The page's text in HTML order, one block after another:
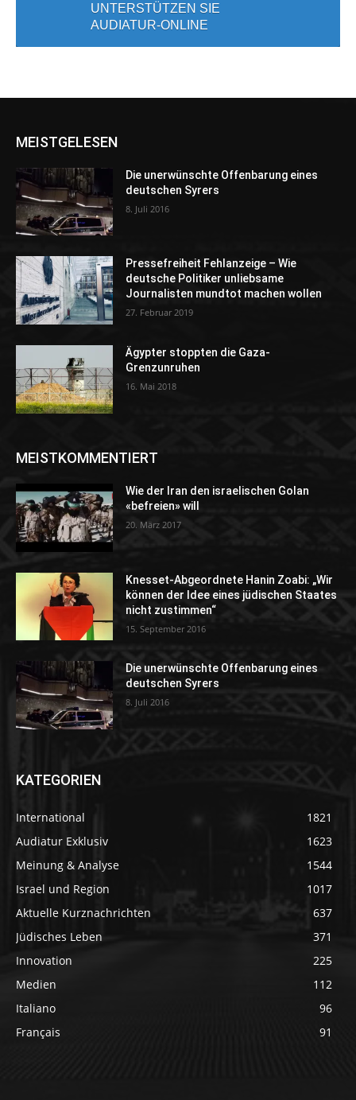
UNTERSTÜTZEN SIE
AUDIATUR-ONLINE
MEISTGELESEN
Die unerwünschte Offenbarung eines
deutschen Syrers
8. Juli 2016
Pressefreiheit Fehlanzeige – Wie
deutsche Politiker unliebsame
Journalisten mundtot machen wollen
27. Februar 2019
Ägypter stoppten die Gaza-
Grenzunruhen
16. Mai 2018
MEISTKOMMENTIERT
Wie der Iran den israelischen Golan
«befreien» will
20. März 2017
Knesset-Abgeordnete Hanin Zoabi: „Wir
können der Idee eines jüdischen Staates
nicht zustimmen“
15. September 2016
Die unerwünschte Offenbarung eines
deutschen Syrers
8. Juli 2016
KATEGORIEN
International
1821
Audiatur Exklusiv
1623
Meinung & Analyse
1544
Israel und Region
1017
Aktuelle Kurznachrichten
637
Jüdisches Leben
371
Innovation
225
Medien
112
Italiano
96
Français
91